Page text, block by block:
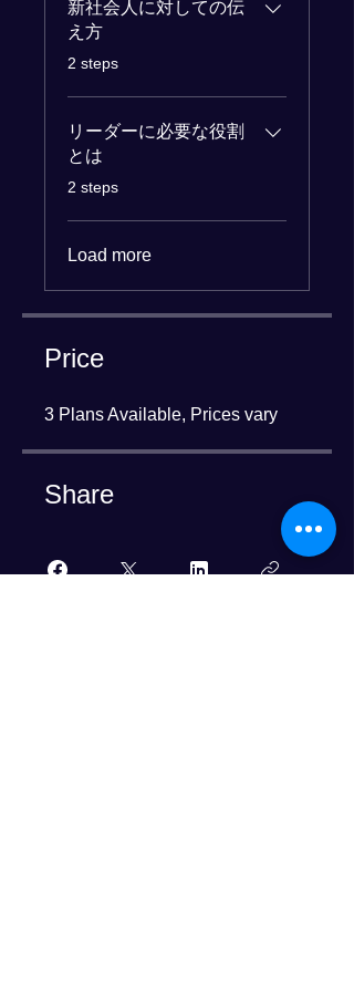
新社会人に対しての伝
え方
.2 steps
リーダーに必要な役割
とは
.2 steps
Load more
Price
3 Plans Available, Prices vary
Share